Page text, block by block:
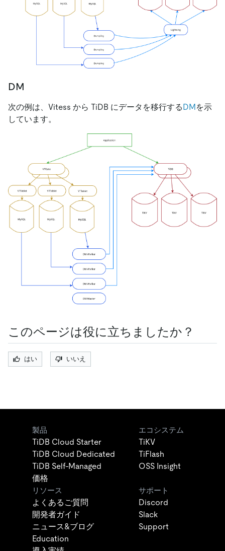
DM
次の例は、Vitess から TiDB にデータを移行するDMを示
しています。
このページは役に立ちましたか？
はい いいえ
製品
TiDB Cloud Starter
TiDB Cloud Dedicated
TiDB Self-Managed
価格
エコシステム
TiKV
TiFlash
OSS Insight
リソース
よくあるご質問
開発者ガイド
ニュース&ブログ
Education
サポート
Discord
Slack
Support